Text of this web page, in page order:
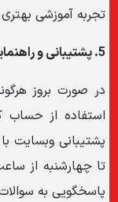
تجربه آموزشی بهتری
پشتیبانی و
در صورت بروز
استفاده از حساب
پشتیبانی وبسایت با
پاسخگویی به